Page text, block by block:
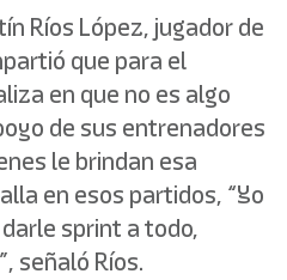
Ríos López, jugador de
que para el
en que no es algo
de sus entrenadores
le brindan esa
en esos partidos, “Yo
sprint a todo,
señaló Ríos.